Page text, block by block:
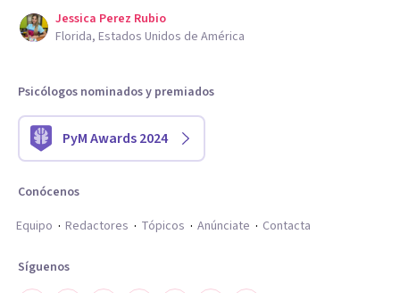
Jessica Perez Rubio
Florida, Estados Unidos de América
Psicólogos nominados y premiados
PyM Awards 2024
Conócenos
Equipo
Redactores Tópicos Anúnciate Contacta
Síguenos